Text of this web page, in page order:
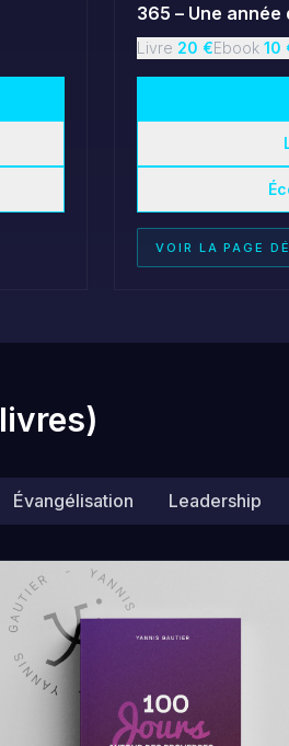
365 – Une
Livre 20 €Ebook 10
VOIR LA PAGE
livres)
Évangélisation Leadership